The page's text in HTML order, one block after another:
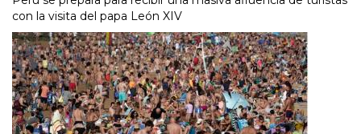
con la visita del papa León XIV